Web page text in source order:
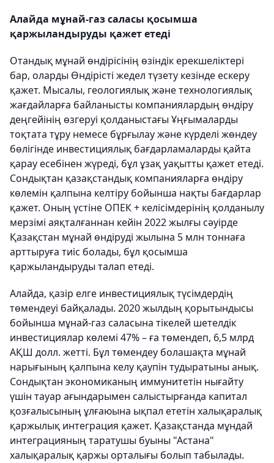
Алайда мұнай-газ саласы қосымша
қаржыландыруды қажет етеді
Отандық мұнай өндірісінің өзіндік ерекшеліктері
бар, оларды Өндірісті жедел түзету кезінде ескеру
қажет. Мысалы, геологиялық және технологиялық
жағдайларға байланысты компаниялардың өндіру
деңгейінің өзгеруі қолданыстағы Ұңғымаларды
тоқтата тұру немесе бұрғылау және күрделі жөндеу
бөлігінде инвестициялық бағдарламаларды қайта
қарау есебінен жүреді, бұл ұзақ уақытты қажет етеді.
Сондықтан қазақстандық компанияларға өндіру
көлемін қалпына келтіру бойынша нақты бағдарлар
қажет. Оның үстіне ОПЕК + келісімдерінің қолданылу
мерзімі аяқталғаннан кейін 2022 жылғы сәуірде
Қазақстан мұнай өндіруді жылына 5 млн тоннаға
арттыруға тиіс болады, бұл қосымша
қаржыландыруды талап етеді.
Алайда, қазір елге инвестициялық түсімдердің
төмендеуі байқалады. 2020 жылдың қорытындысы
бойынша мұнай-газ саласына тікелей шетелдік
инвестициялар көлемі 47% – ға төмендеп, 6,5 млрд
АҚШ долл. жетті. Бұл төмендеу болашақта мұнай
нарығының қалпына келу қаупін тудыратыны анық.
Сондықтан экономиканың иммунитетін нығайту
үшін тауар ағындарымен салыстырғанда капитал
қозғалысының ұлғаюына ықпал ететін халықаралық
қаржылық интеграция қажет. Қазақстанда мұндай
интеграцияның таратушы буыны "Астана"
халықаралық қаржы орталығы болып табылады.